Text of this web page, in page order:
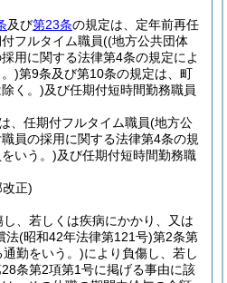
及び第23条の規定は、定年前再任
フルタイム職員((地方公共団体
用に関する法律第4条の規定によ
)第9条及び第10条の規定は、町
く。)及び任期付短時間勤務職員
、任期付フルタイム職員(地方公
員の採用に関する法律第4条の規
いう。)及び任期付短時間勤務職
正)
、若しくは疾病にかかり、又は
法(昭和42年法律第121号)第2条第
勤をいう。)により負傷し、若し
条第2項第1号に掲げる事由に該